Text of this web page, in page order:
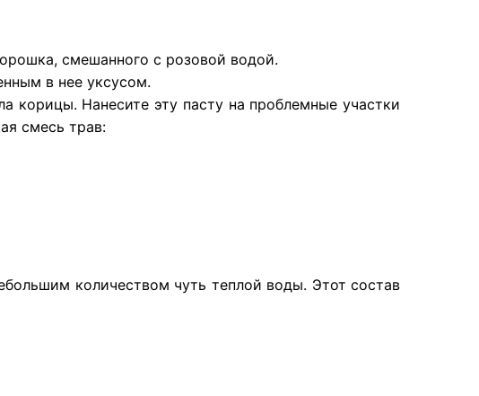
смешанного с розовой водой.
в нее уксусом.
Нанесите эту пасту на проблемные участки
смесь трав:
количеством чуть теплой воды. Этот состав